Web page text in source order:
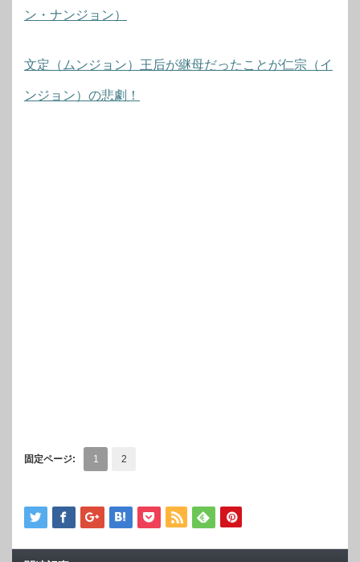
ン・ナンジョン）
文定（ムンジョン）王后が継母だったことが仁宗（イ
ンジョン）の悲劇！
固定ページ: 1 2